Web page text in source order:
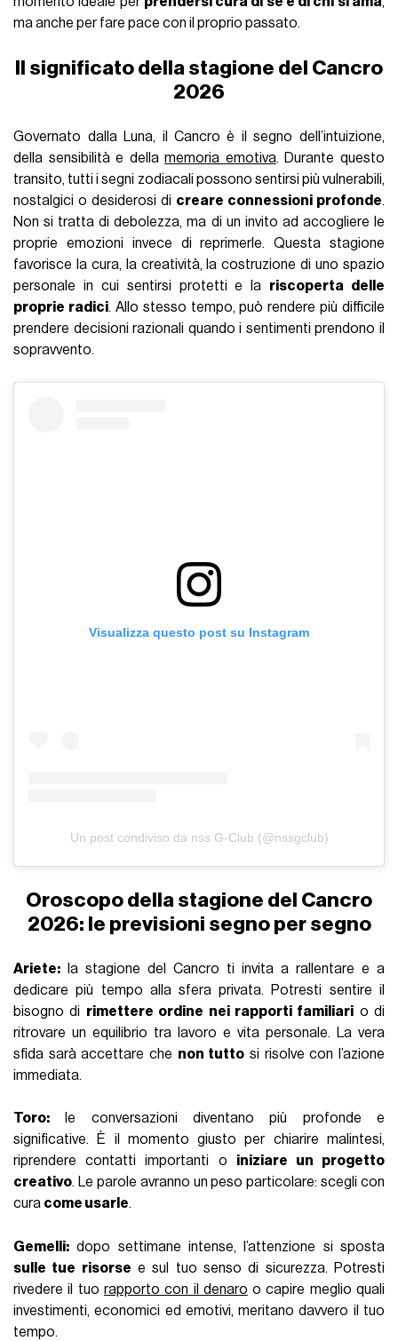
ma anche per fare pace con il proprio passato.
Il significato della stagione del Cancro
2026
Governato dalla Luna, il Cancro è il segno dell’intuizione,
della sensibilità e dellamemoria emotiva. Durante questo
transito, tutti i segni zodiacali possono sentirsi più vulnerabili,
nostalgici o desiderosi di creare connessioni profonde.
Non si tratta di debolezza, ma di un invito ad accogliere le
proprie emozioni invece di reprimerle. Questa stagione
favorisce la cura, la creatività, la costruzione di uno spazio
personale in cui sentirsi protetti e la riscoperta delle
proprie radici. Allo stesso tempo, può rendere più difficile
prendere decisioni razionali quando i sentimenti prendono il
sopravvento.
Visualizza questo post su Instagram
Un post condiviso da nss G-Club (@nssgclub)
Oroscopo della stagione del Cancro
2026: le previsioni segno per segno
Ariete: la stagione del Cancro ti invita a rallentare e a
dedicare più tempo alla sfera privata. Potresti sentire il
bisogno di rimettere ordine nei rapporti familiari o di
ritrovare un equilibrio tra lavoro e vita personale. La vera
sfida sarà accettare che non tutto si risolve con l’azione
immediata.
Toro: le conversazioni diventano più profonde e
significative. È il momento giusto per chiarire malintesi,
riprendere contatti importanti o iniziare un progetto
creativo. Le parole avranno un peso particolare: scegli con
cura come usarle.
Gemelli: dopo settimane intense, l’attenzione si sposta
sulle tue risorse e sul tuo senso di sicurezza. Potresti
rivedere il tuo rapporto con il denaro o capire meglio quali
investimenti, economici ed emotivi, meritano davvero il tuo
tempo.